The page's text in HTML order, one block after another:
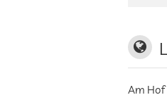
Am Hof